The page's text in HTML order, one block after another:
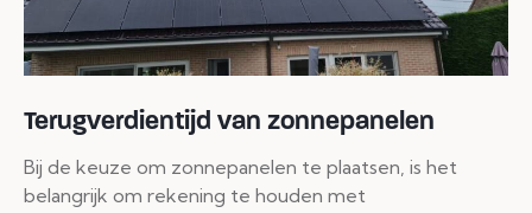
Terugverdientijd van zonnepanelen
Bij de keuze om zonnepanelen te plaatsen, is het
belangrijk om rekening te houden met